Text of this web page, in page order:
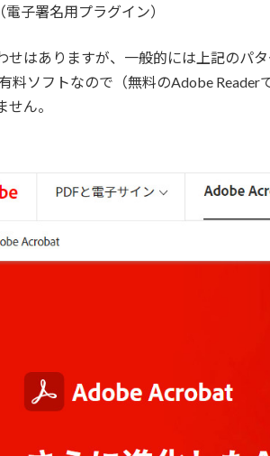
（電子署名用プラグイン）
せはありますが、一般的には上記のパ
料ソフトなので（無料のAdobe
ん。